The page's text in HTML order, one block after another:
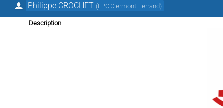
Philippe CROCHET (LPC Clermont-Ferrand)
Description